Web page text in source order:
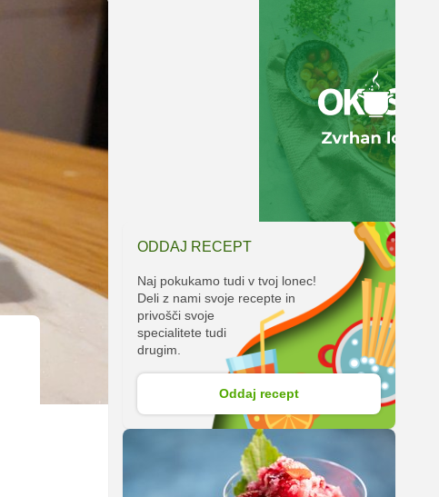
ODDAJ RECEPT
Naj pokukamo tudi v tvoj lonec!
Deli z nami svoje recepte in
privošči svoje
specialitete tudi
drugim.
Oddaj recept